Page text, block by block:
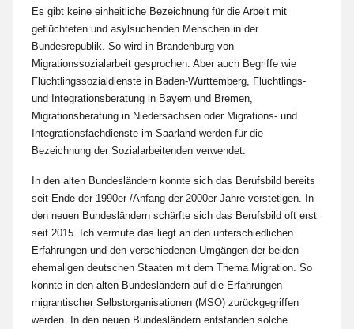
Es gibt keine einheitliche Bezeichnung für die Arbeit mit
geflüchteten und asylsuchenden Menschen in der
Bundesrepublik. So wird in Brandenburg von
Migrationssozialarbeit gesprochen. Aber auch Begriffe wie
Flüchtlingssozialdienste in Baden-Württemberg, Flüchtlings-
und Integrationsberatung in Bayern und Bremen,
Migrationsberatung in Niedersachsen oder Migrations- und
Integrationsfachdienste im Saarland werden für die
Bezeichnung der Sozialarbeitenden verwendet.
In den alten Bundesländern konnte sich das Berufsbild bereits
seit Ende der 1990er /Anfang der 2000er Jahre verstetigen. In
den neuen Bundesländern schärfte sich das Berufsbild oft erst
seit 2015. Ich vermute das liegt an den unterschiedlichen
Erfahrungen und den verschiedenen Umgängen der beiden
ehemaligen deutschen Staaten mit dem Thema Migration. So
konnte in den alten Bundesländern auf die Erfahrungen
migrantischer Selbstorganisationen (MSO) zurückgegriffen
werden. In den neuen Bundesländern entstanden solche